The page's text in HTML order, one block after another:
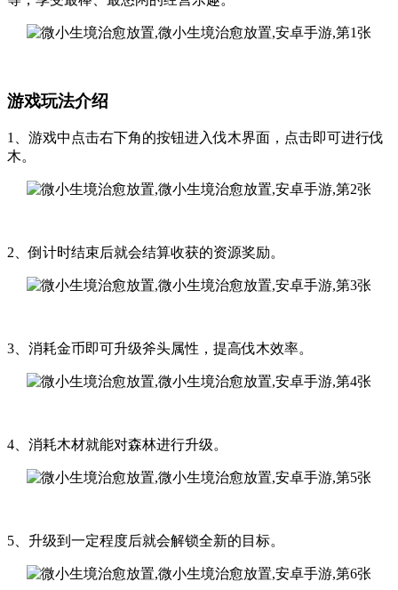
游戏玩法介绍
1、游戏中点击右下角的按钮进入伐木界面，点击即可进行伐
木。
2、倒计时结束后就会结算收获的资源奖励。
3、消耗金币即可升级斧头属性，提高伐木效率。
4、消耗木材就能对森林进行升级。
5、升级到一定程度后就会解锁全新的目标。